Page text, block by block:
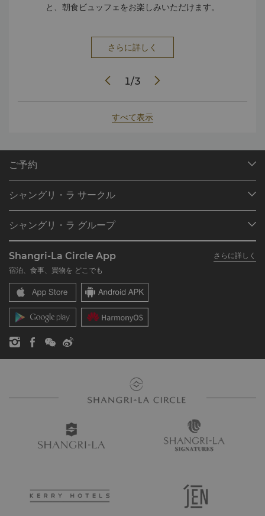
と、朝食ビュッフェをお楽しみいただけます。
さらに詳しく
1/3
すべて表示
ご予約
ご予約の検索
レストラン＆バー
シャングリ・ラ サークル
シャングリ・ラ サークルに入会
よくあるお問合せや質問
SLCに関するお問い合わせ
シャングリ・ラ グループ
シャングリ・ラ ブランド
シャングリ・ラ センター
レジデンス
お問い合わせ
採用情報
企業の社会的責任
ニュース
Shangri-La Circle App
さらに詳しく
宿泊、食事、買物を どこでも